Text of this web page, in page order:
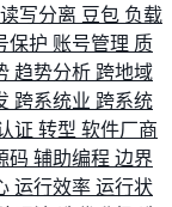
读写分离 豆包 负载
保护 账号管理 质
趋势分析 跨地域
跨系统业 跨系统
证 转型 软件厂商
码 辅助编程 边界
运行效率 运行状